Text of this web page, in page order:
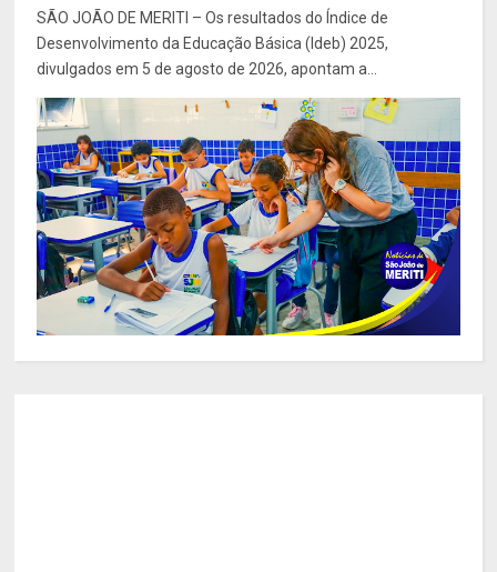
SÃO JOÃO DE MERITI – Os resultados do Índice de
Desenvolvimento da Educação Básica (Ideb) 2025,
divulgados em 5 de agosto de 2026, apontam a...